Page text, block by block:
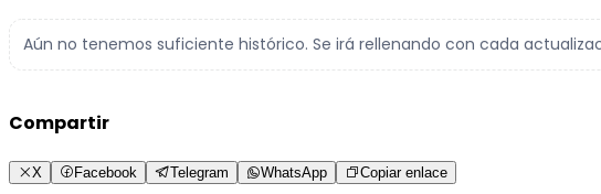
Aún no tenemos suficiente histórico. Se irá rellenando con cada
Compartir
X Facebook Telegram WhatsApp Copiar enlace